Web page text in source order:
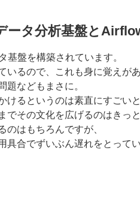
ータ分析基盤と
基盤を構築されています。
いるので、これも身に覚えが
題などもまさに。
けるというのは素直にすごいと
でその文化を広げるのはきっ
のはもちろんですが、
具合でずいぶん遅れをとって